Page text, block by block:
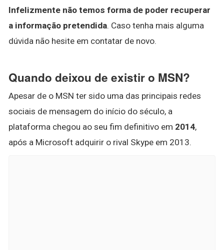
Infelizmente não temos forma de poder recuperar
a informação pretendida. Caso tenha mais alguma
dúvida não hesite em contatar de novo.
Quando deixou de existir o MSN?
Apesar de o MSN ter sido uma das principais redes
sociais de mensagem do início do século, a
plataforma chegou ao seu fim definitivo em 2014,
após a Microsoft adquirir o rival Skype em 2013.